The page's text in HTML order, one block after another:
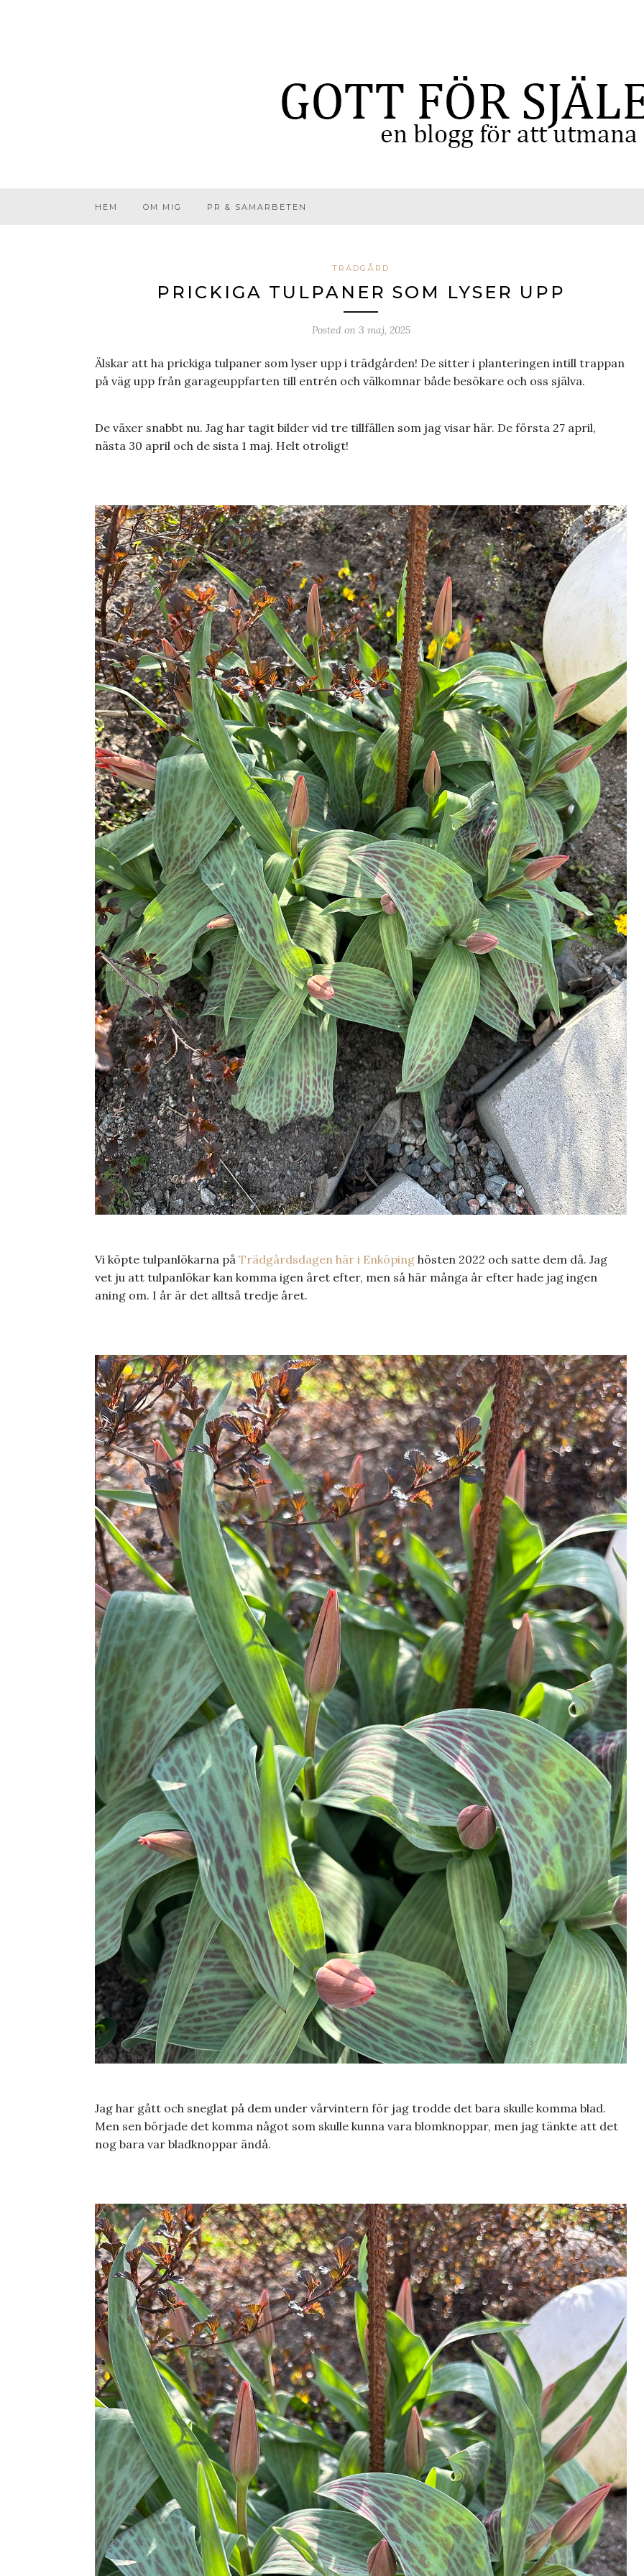
HEM OM MIG PR & SAMARBETEN
TRÄDGÅRD
PRICKIGA TULPANER SOM LYSER UPP
Posted on 3 maj, 2025
Älskar att ha prickiga tulpaner som lyser upp i trädgården! De sitter i planteringen intill trappan
på väg upp från garageuppfarten till entrén och välkomnar både besökare och oss själva.
De växer snabbt nu. Jag har tagit bilder vid tre tillfällen som jag visar här. De första 27 april,
nästa 30 april och de sista 1 maj. Helt otroligt!
Vi köpte tulpanlökarna på Trädgårdsdagen här i Enköping hösten 2022 och satte dem då. Jag
vet ju att tulpanlökar kan komma igen året efter, men så här många år efter hade jag ingen
aning om. I år är det alltså tredje året.
Jag har gått och sneglat på dem under vårvintern för jag trodde det bara skulle komma blad.
Men sen började det komma något som skulle kunna vara blomknoppar, men jag tänkte att det
nog bara var bladknoppar ändå.